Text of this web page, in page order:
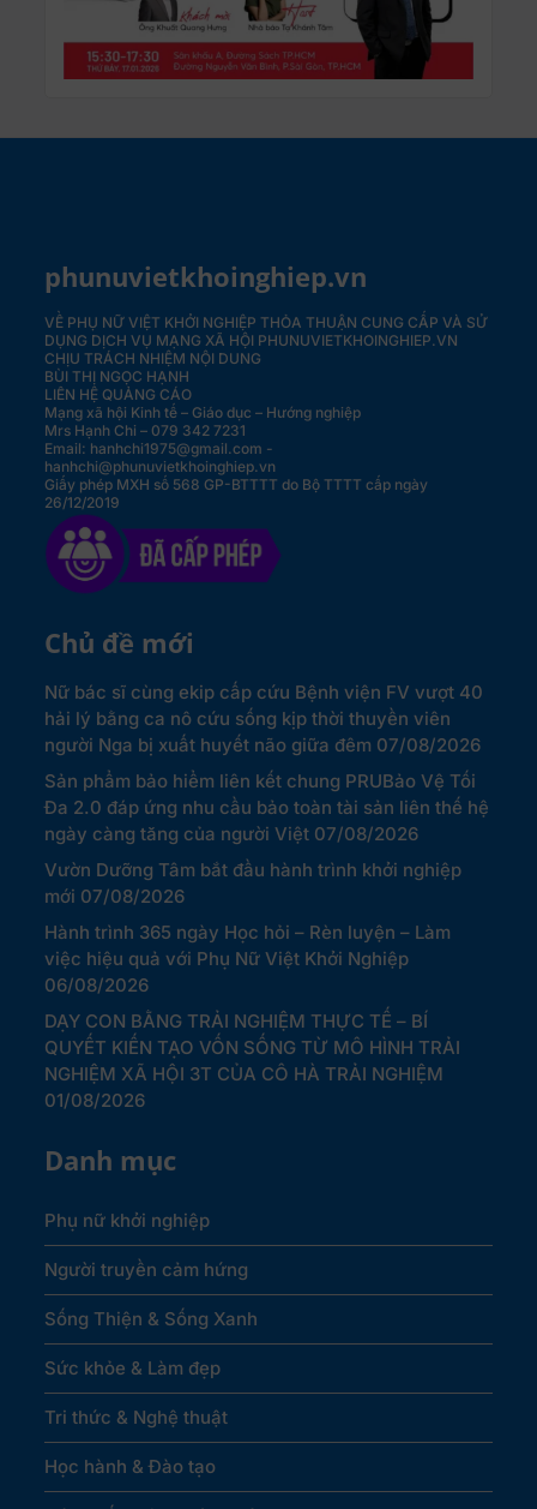
phunuvietkhoinghiep.vn
VỀ PHỤ NỮ VIỆT KHỞI NGHIỆPTHỎA THUẬN CUNG CẤP VÀ SỬ
DỤNG DỊCH VỤ MẠNG XÃ HỘI PHUNUVIETKHOINGHIEP.VN
CHỊU TRÁCH NHIỆM NỘI DUNG
BÙI THỊ NGỌC HẠNH
LIÊN HỆ QUẢNG CÁO
Mạng xã hội Kinh tế – Giáo dục – Hướng nghiệp
Mrs Hạnh Chi – 079 342 7231
Email: hanhchi1975@gmail.com -
hanhchi@phunuvietkhoinghiep.vn
Giấy phép MXH số 568 GP-BTTTT do Bộ TTTT cấp ngày
26/12/2019
Chủ đề mới
Nữ bác sĩ cùng ekip cấp cứu Bệnh viện FV vượt 40
hải lý bằng ca nô cứu sống kịp thời thuyền viên
người Nga bị xuất huyết não giữa đêm 07/08/2026
Sản phẩm bảo hiểm liên kết chung PRUBảo Vệ Tối
Đa 2.0 đáp ứng nhu cầu bảo toàn tài sản liên thế hệ
ngày càng tăng của người Việt 07/08/2026
Vườn Dưỡng Tâm bắt đầu hành trình khởi nghiệp
mới 07/08/2026
Hành trình 365 ngày Học hỏi – Rèn luyện – Làm
việc hiệu quả với Phụ Nữ Việt Khởi Nghiệp
06/08/2026
DẠY CON BẰNG TRẢI NGHIỆM THỰC TẾ – BÍ
QUYẾT KIẾN TẠO VỐN SỐNG TỪ MÔ HÌNH TRẢI
NGHIỆM XÃ HỘI 3T CỦA CÔ HÀ TRẢI NGHIỆM
01/08/2026
Danh mục
Phụ nữ khởi nghiệp
Người truyền cảm hứng
Sống Thiện & Sống Xanh
Sức khỏe & Làm đẹp
Tri thức & Nghệ thuật
Học hành & Đào tạo